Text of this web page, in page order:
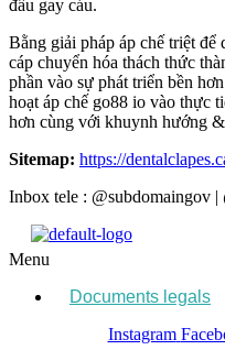
đầu gay cáu.
Bằng giải pháp áp chế triệt
cáp chuyển hóa thách thức
phần vào sự phát triển bền
hoạt áp chế go88 io vào thực
hơn cùng với khuynh hướng
Sitemap: https://
Inbox tele : @subdomaingov
Menu
Documents legals
Instagram